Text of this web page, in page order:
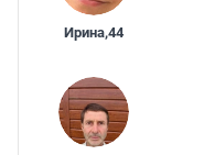
Ирина,44